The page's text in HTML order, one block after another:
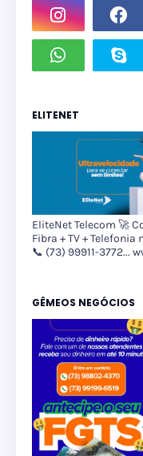
ELITENET
EliteNet Telecom 🚀
Fibra + TV +
📞 (73) 99911-3772...
GÊMEOS NEGÓCIOS